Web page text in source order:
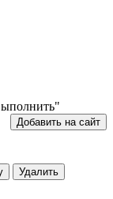
Удалить